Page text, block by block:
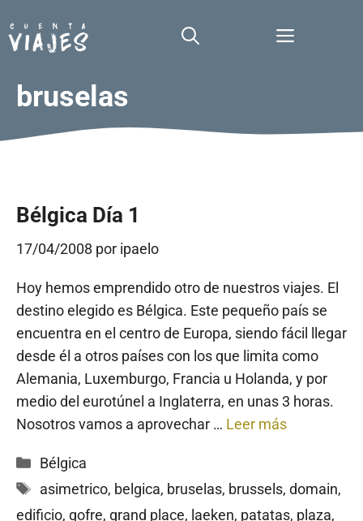
al
contenido
Menú
bruselas
Bélgica Día 1
17/04/2008 por ipaelo
Hoy hemos emprendido otro de nuestros viajes. El
destino elegido es Bélgica. Este pequeño país se
encuentra en el centro de Europa, siendo fácil llegar
desde él a otros países con los que limita como
Alemania, Luxemburgo, Francia u Holanda, y por
medio del eurotúnel a Inglaterra, en unas 3 horas.
Nosotros vamos a aprovechar … Leer más
Categorías
Bélgica
Etiquetas
asimetrico, belgica, bruselas, brussels, domain,
edificio, gofre, grand place, laeken, patatas, plaza,